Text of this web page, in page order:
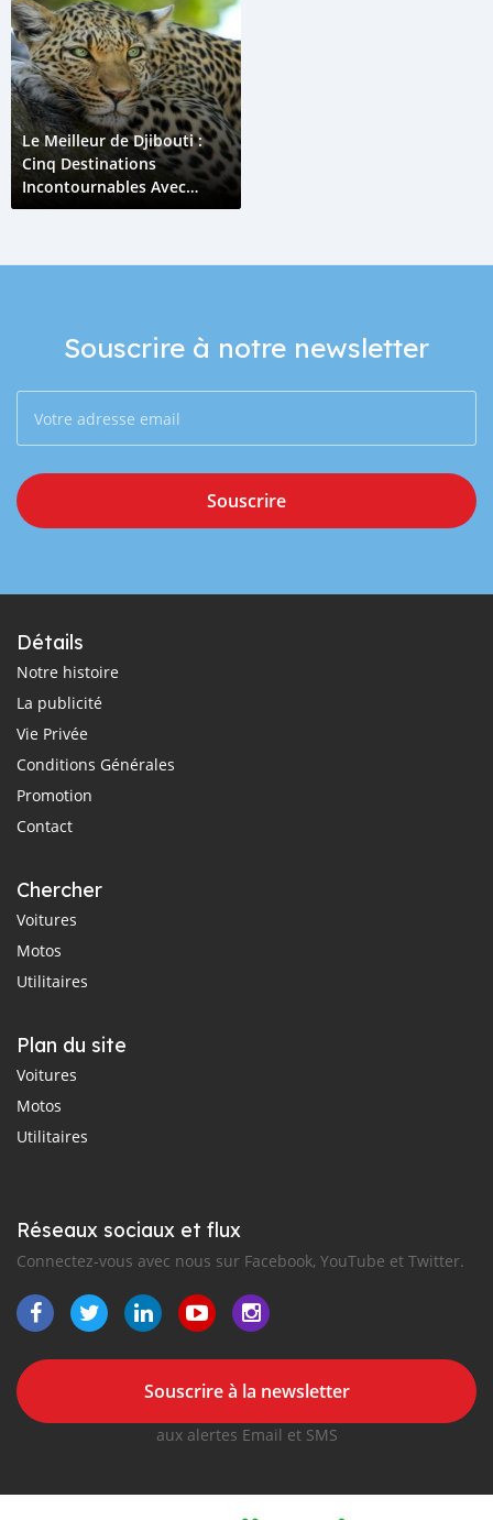
Le Meilleur de Djibouti :
Cinq Destinations
Incontournables Avec
votre Voiture
Souscrire à notre newsletter
Souscrire
Détails
Notre histoire
La publicité
Vie Privée
Conditions Générales
Promotion
Contact
Chercher
Voitures
Motos
Utilitaires
Plan du site
Voitures
Motos
Utilitaires
Réseaux sociaux et flux
Connectez-vous avec nous sur Facebook, YouTube et Twitter.
Souscrire à la newsletter
aux alertes Email et SMS